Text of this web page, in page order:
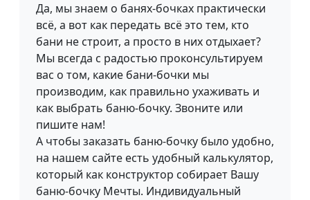
Да, мы знаем о банях-бочках практически
всё, а вот как передать всё это тем, кто
бани не строит, а просто в них отдыхает?
Мы всегда с радостью проконсультируем
вас о том, какие бани-бочки мы
производим, как правильно ухаживать и
как выбрать баню-бочку. Звоните или
пишите нам!
А чтобы заказать баню-бочку было удобно,
на нашем сайте есть удобный калькулятор,
который как конструктор собирает Вашу
баню-бочку Мечты. Индивидуальный